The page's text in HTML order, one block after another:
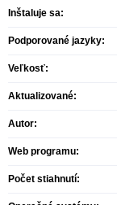
Inštaluje sa:
Podporované jazyky:
Veľkosť:
Aktualizované:
Autor:
Web programu:
Počet stiahnutí: